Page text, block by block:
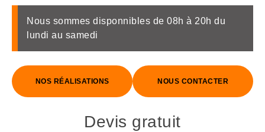
Nous sommes disponnibles de 08h à 20h du
lundi au samedi
NOS RÉALISATIONS NOUS CONTACTER
Devis gratuit